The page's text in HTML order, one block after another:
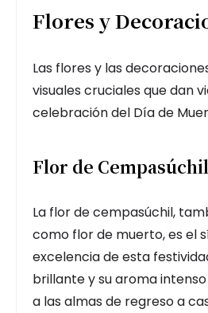
Flores y
Las flores y las
visuales cruciales que dan
celebración del Día de
Flor de Cempasúchil
La flor de cempasúchil,
como flor de muerto, es el
excelencia de esta
brillante y su aroma
a las almas de regreso a